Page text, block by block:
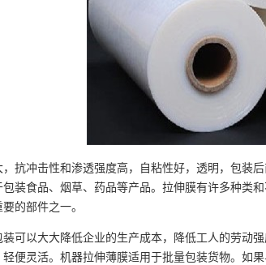
抗冲击性和渗透强度高，自粘性好，透明，包装
装食品、烟草、药品等产品。拉伸膜有许多种类
的部件之一。
可以大大降低企业的生产成本，降低工人的劳动
便灵活。机器拉伸薄膜适用于批量包装货物。如